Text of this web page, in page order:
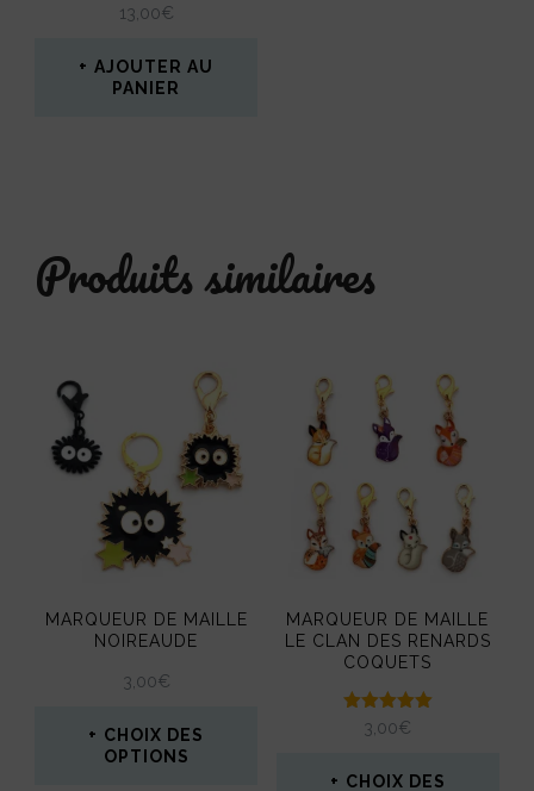
Note
5.00
13,00€
AJOUTER AU
PANIER
Produits similaires
MARQUEUR DE MAILLE
NOIREAUDE
3,00€
CHOIX DES
OPTIONS
MARQUEUR DE MAILLE
LE CLAN DES RENARDS
COQUETS
Note
3,00€
CHOIX DES